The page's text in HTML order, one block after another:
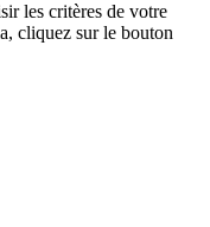
les critères de votre
cliquez sur le bouton